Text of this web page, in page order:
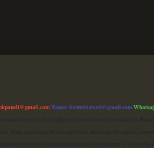
Teams:forumhizmeti@gmail.com
bir Yer Sağlayıcı olarak hizmet vermektedir. Bu